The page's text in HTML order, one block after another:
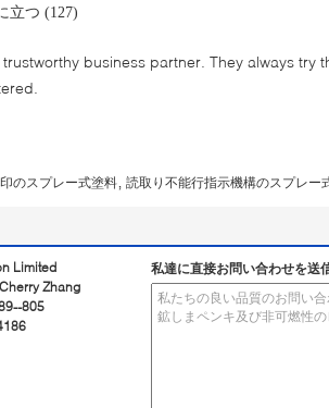
立つ (127)
trustworthy business partner. They always try
のスプレー式塗料 読取り不能行指示機構のスプレー
Limited
Zhang
805
私達に直接お問い合わせを送